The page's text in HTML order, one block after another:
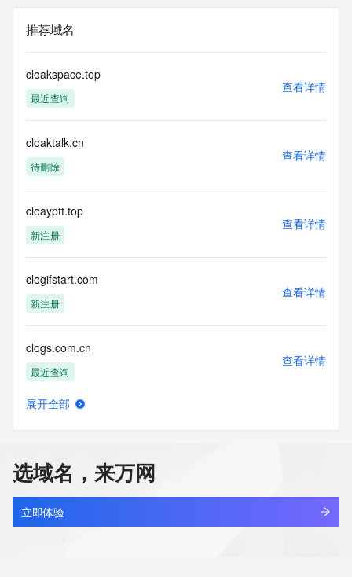
推荐域名
cloakspace.top
最近查询
查看详情
cloaktalk.cn
待删除
查看详情
cloayptt.top
新注册
查看详情
clogifstart.com
新注册
查看详情
clogs.com.cn
最近查询
查看详情
clohlhu.cn
最近查询
查看详情
展开全部
选域名，来万网
立即体验